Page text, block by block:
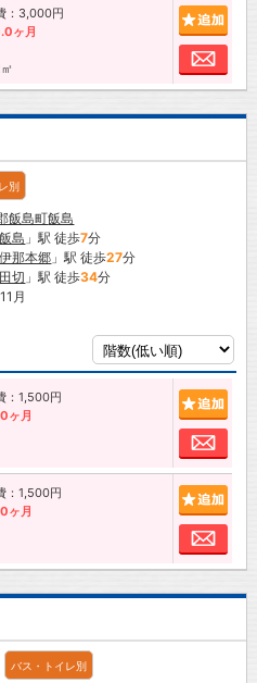
：3,000円
ヶ月
お
別
飯島町飯島
飯島 」駅 徒歩7分
伊那本郷 」駅 徒歩27分
田切 」駅 徒歩34分
月
：1,500円
ヶ月
お
：1,500円
ヶ月
お
バス・トイレ別